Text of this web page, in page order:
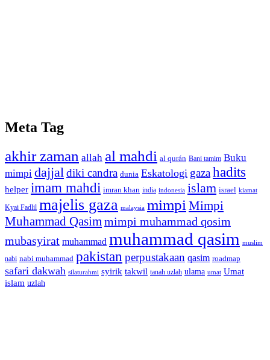
Meta Tag
akhir zaman allah al mahdi al qurán Bani tamim Buku
mimpi dajjal diki candra dunia Eskatologi gazahadits
helper imam mahdi imran khan india indonesia islam israel kiamat
Kyai Fadlil majelis gaza malaysia mimpi Mimpi
Muhammad Qasim mimpi muhammad qosim
mubasyirat muhammad muhammad qasim muslim
nabi nabi muhammad pakistan perpustakaan qasim roadmap
safari dakwah silaturahmi syirik takwil tanah uzlah ulama umat Umat
islam uzlah